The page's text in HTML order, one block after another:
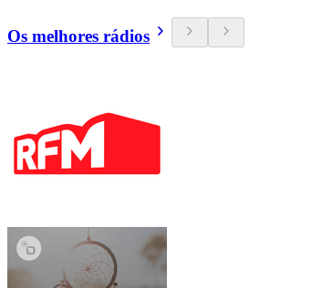
Os melhores rádios